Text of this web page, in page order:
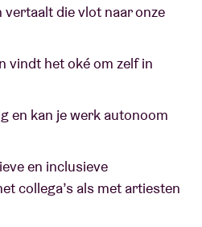
vertaalt die vlot naar onze
vindt het oké om zelf in
en kan je werk autonoom
en inclusieve
collega’s als met artiesten